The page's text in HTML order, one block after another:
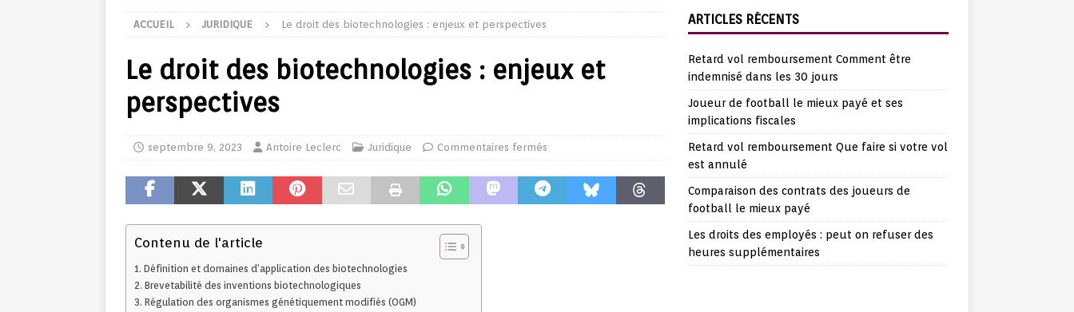
ACCUEIL JURIDIQUE Le droit des biotechnologies : enjeux et perspectives
Le droit des biotechnologies : enjeux et
perspectives
septembre 9, 2023 Antoire Leclerc Juridique Commentaires fermés
Contenu de l'article
Définition et domaines d’application des biotechnologies
Brevetabilité des inventions biotechnologiques
Régulation des organismes génétiquement modifiés (OGM)
ARTICLES RÉCENTS
Retard vol remboursement Comment être
indemnisé dans les 30 jours
Joueur de football le mieux payé et ses
implications fiscales
Retard vol remboursement Que faire si votre vol
est annulé
Comparaison des contrats des joueurs de
football le mieux payé
Les droits des employés : peut on refuser des
heures supplémentaires